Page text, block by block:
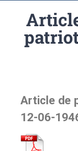
Article de
12-06-